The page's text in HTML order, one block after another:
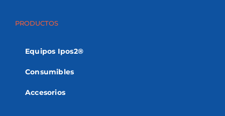
PRODUCTOS
Equipos Ipos2®
Consumibles
Accesorios